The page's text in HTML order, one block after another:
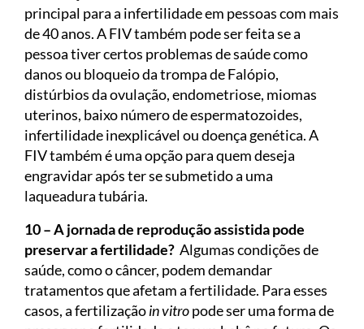
principal para a infertilidade em pessoas com mais
de 40 anos. A FIV também pode ser feita se a
pessoa tiver certos problemas de saúde como
danos ou bloqueio da trompa de Falópio,
distúrbios da ovulação, endometriose, miomas
uterinos, baixo número de espermatozoides,
infertilidade inexplicável ou doença genética. A
FIV também é uma opção para quem deseja
engravidar após ter se submetido a uma
laqueadura tubária.
10 – A jornada de reprodução assistida pode
preservar a fertilidade? Algumas condições de
saúde, como o câncer, podem demandar
tratamentos que afetam a fertilidade. Para esses
casos, a fertilizaçãoin vitropode ser uma forma de